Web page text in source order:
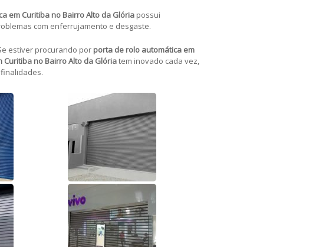
em Curitiba no Bairro Alto da Glória possui
com enferrujamento e desgaste.
estiver procurando por porta de rolo automática em
no Bairro Alto da Glóriatem inovado cada vez,